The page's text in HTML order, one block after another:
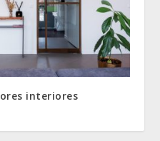
interiores